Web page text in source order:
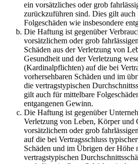
ein vorsätzliches oder grob
zurückzuführen sind. Dies gilt auch
Folgeschäden wie insbesondere
Die Haftung ist gegenüber
vorsätzlichem oder grob
Schäden aus der Verletzung von
Gesundheit und der Verletzung
(Kardinalpflichten) auf die bei
vorhersehbaren Schäden und im
die vertragstypischen
gilt auch für mittelbare
entgangenen Gewinn.
Die Haftung ist gegenüber
Verletzung von Leben, Körper und
vorsätzlichem oder grob
auf die bei Vertragsschluss
Schäden und im Übrigen der Höhe
vertragstypischen